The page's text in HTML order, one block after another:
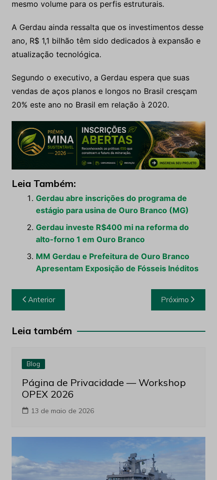
mesmo volume para os perfis estruturais.
A Gerdau ainda ressalta que os investimentos desse
ano, R$ 1,1 bilhão têm sido dedicados à expansão e
atualização tecnológica.
Segundo o executivo, a Gerdau espera que suas
vendas de aços planos e longos no Brasil cresçam
20% este ano no Brasil em relação à 2020.
Leia Também:
Gerdau abre inscrições do programa de
estágio para usina de Ouro Branco (MG)
Gerdau investe R$400 mi na reforma do
alto-forno 1 em Ouro Branco
MM Gerdau e Prefeitura de Ouro Branco
Apresentam Exposição de Fósseis Inéditos
Navegação
de
Post
Anterior Próximo
Leia também
Blog
Página de Privacidade — Workshop
OPEX 2026
13 de maio de 2026